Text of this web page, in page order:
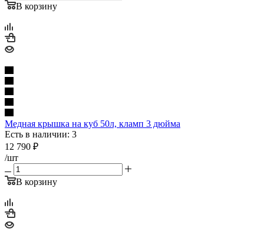
В корзину
Медная крышка на куб 50л, кламп 3 дюйма
Есть в наличии: 3
12 790 ₽
/шт
В корзину